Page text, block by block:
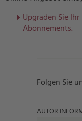
Upgraden Sie
Abonnements.
Folgen Sie
AUTOR